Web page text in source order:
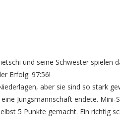
und seine Schwester spielen
Erfolg: 97:56!
aber sie sind so stark
Jungsmannschaft endete. Mini-
5 Punkte gemacht. Ein richtig